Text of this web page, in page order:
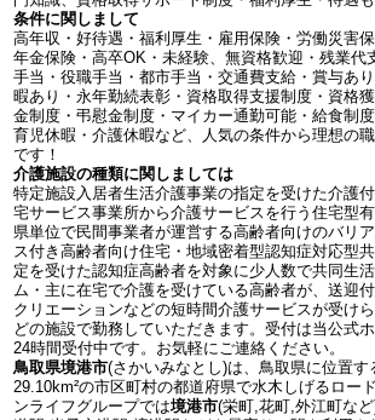
条件に関しまして
高年収・好待遇・福利厚生・雇用保険・労働災害
年金保険・高卒OK・未経験、無資格歓迎・残業代
手当・役職手当・都市手当・交通費支給・賞与あ
暇あり・永年勤続表彰・資格取得支援制度・資格
金制度・弔慰金制度・マイカー通勤可能・給食制
育児休暇・介護休暇など、人気の条件から理想の
です！
介護施設の種類に関しましては
特定施設入居者生活介護事業の指定を受けた介護
宅サービス事業所から介護サービスを行う住宅型
県単位で民間事業者が運営する高齢者向けのバリ
ス付き高齢者向け住宅・地域密着型認知症対応型
定を受けた認知症高齢者を対象に少人数で共同生
ム・主に在宅で介護を受けている高齢者が、送迎
クリエーションなどの短時間介護サービスが受け
どの施設で勤務していただきます。受付は当公式
24時間受付中です。お気軽にご連絡ください。
鳥取県境港市(さかいみなとし)は、鳥取県に位置
29.10km²の市区町村の都道府県で水木しげるロー
ンライフグループでは境港市(栄町,花町,外江町な